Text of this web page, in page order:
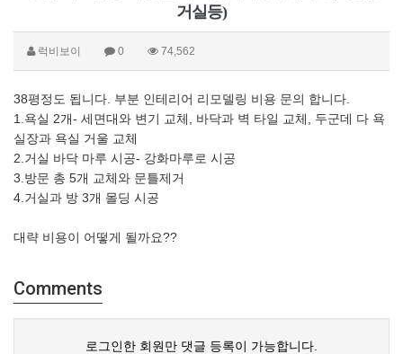
거실등)
럭비보이 0 74,562
38평정도 됩니다. 부분 인테리어 리모델링 비용 문의 합니다.
1.욕실 2개- 세면대와 변기 교체, 바닥과 벽 타일 교체, 두군데 다 욕
실장과 욕실 거울 교체
2.거실 바닥 마루 시공- 강화마루로 시공
3.방문 총 5개 교체와 문틀제거
4.거실과 방 3개 몰딩 시공
대략 비용이 어떻게 될까요??
Comments
로그인한 회원만 댓글 등록이 가능합니다.